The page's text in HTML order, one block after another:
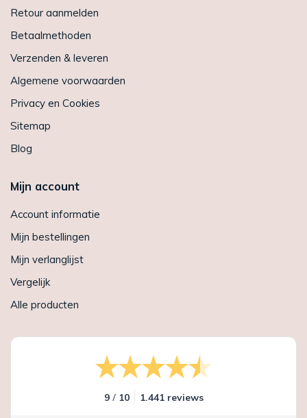
Retour aanmelden
Betaalmethoden
Verzenden & leveren
Algemene voorwaarden
Privacy en Cookies
Sitemap
Blog
Mijn account
Account informatie
Mijn bestellingen
Mijn verlanglijst
Vergelijk
Alle producten
9 / 10 1.441 reviews